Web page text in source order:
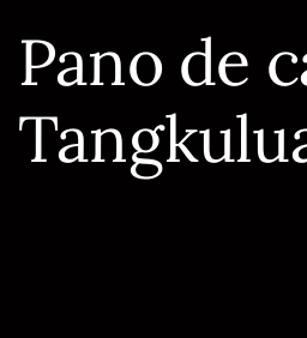
Pano de